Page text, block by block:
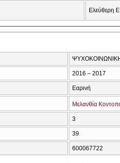
Ελεύθερη
2016 – 2017
Εαρινή
Μελανθία
3
39
600067722